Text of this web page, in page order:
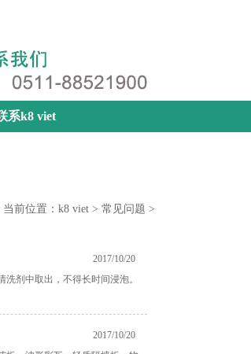
系k8 viet
当前位置： k8 viet > 常见问题 >
2017/10/20
剂中取出，不得长时间浸泡。
2017/10/20